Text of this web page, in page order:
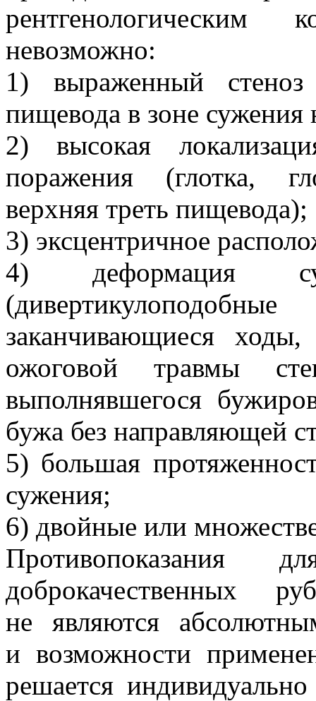
рентгенологическим
невозможно:
1) выраженный
пищевода в зоне
2) высокая
поражения (глотка,
верхняя треть пищевода);
3) эксцентричное
4) деформация
заканчивающиеся ходы,
ожоговой травмы
выполнявшегося
бужа без направляющей
5) большая
сужения;
6) двойные или
Противопоказания
доброкачественных
не являются
и возможности
решается